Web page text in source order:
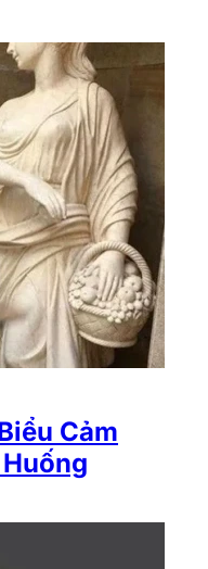
Cảm